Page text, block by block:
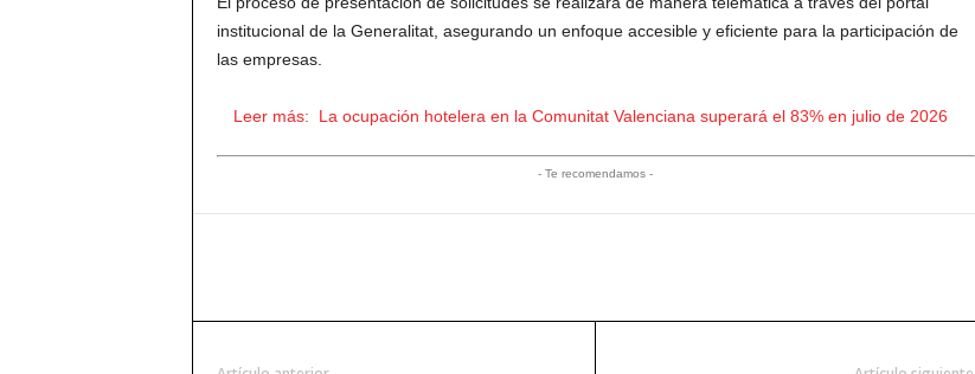
institucional de la Generalitat, asegurando un enfoque accesible y eficiente para la participación de
las empresas.
Leer más: La ocupación hotelera en la Comunitat Valenciana superará el 83% en julio de 2026
- Te recomendamos -